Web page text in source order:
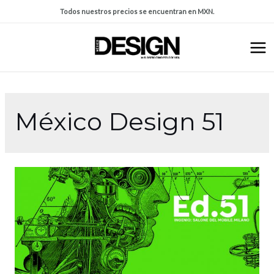
Todos nuestros precios se encuentran en MXN.
México Design 51